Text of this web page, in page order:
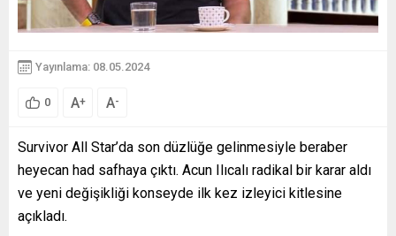
Yayınlama: 08.05.2024
0 A+ A-
Survivor All Star’da son düzlüğe gelinmesiyle beraber
heyecan had safhaya çıktı. Acun Ilıcalı radikal bir karar aldı
ve yeni değişikliği konseyde ilk kez izleyici kitlesine
açıkladı.